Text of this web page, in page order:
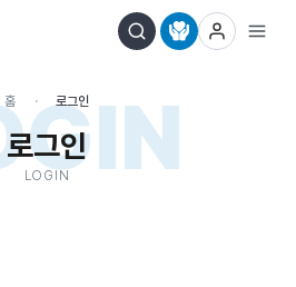
홈 로그인
로그인
LOGIN